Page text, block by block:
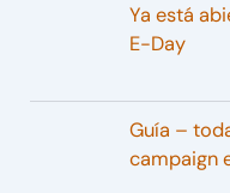
Ya está
E-Day
Guía –
campaign